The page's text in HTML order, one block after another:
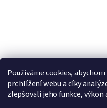
Používáme cookies,
prohlížení webu a díky
zlepšovali jeho funkce,